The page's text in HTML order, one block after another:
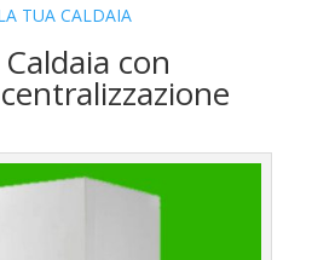
TUA CALDAIA
con